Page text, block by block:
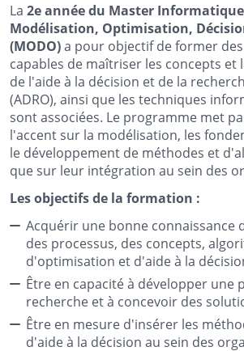
La 2e année du Master
Modélisation, Optimisation,
(MODO)a pour objectif de former
capables de maîtriser les concepts et
de l'aide à la décision et de la
(ADRO), ainsi que les techniques
sont associées. Le programme met
l'accent sur la modélisation, les
le développement de méthodes et
que sur leur intégration au sein des
Les objectifs de la formation :
Acquérir une bonne connaissance
des processus, des concepts,
d'optimisation et d'aide à la
Être en capacité à développer une
recherche et à concevoir des
Être en mesure d'insérer les
d'aide à la décision au sein des